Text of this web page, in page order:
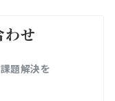
わせ
題解決を